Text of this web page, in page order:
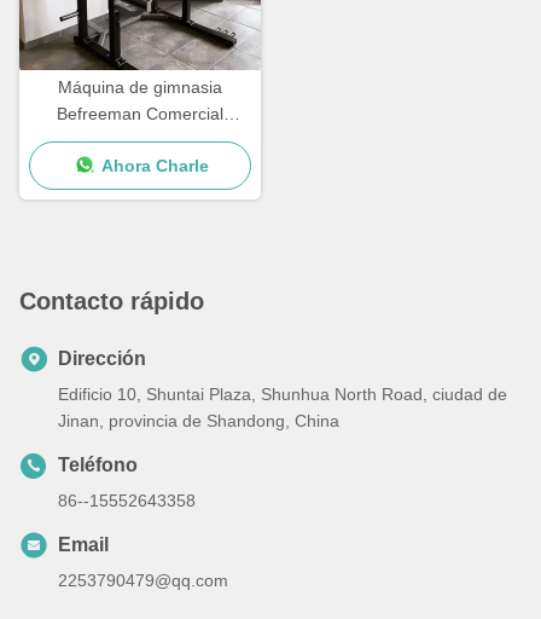
Máquina de gimnasia
Befreeman Comercial
soporte eléctrico duradero
soporte de sentadillas
Ahora Charle
Contacto rápido
Dirección
Edificio 10, Shuntai Plaza, Shunhua North Road, ciudad de
Jinan, provincia de Shandong, China
Teléfono
86--15552643358
Email
2253790479@qq.com